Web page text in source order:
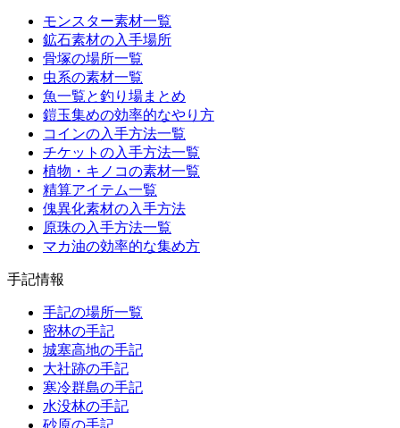
モンスター素材一覧
鉱石素材の入手場所
骨塚の場所一覧
虫系の素材一覧
魚一覧と釣り場まとめ
鎧玉集めの効率的なやり方
コインの入手方法一覧
チケットの入手方法一覧
植物・キノコの素材一覧
精算アイテム一覧
傀異化素材の入手方法
原珠の入手方法一覧
マカ油の効率的な集め方
手記情報
手記の場所一覧
密林の手記
城塞高地の手記
大社跡の手記
寒冷群島の手記
水没林の手記
砂原の手記